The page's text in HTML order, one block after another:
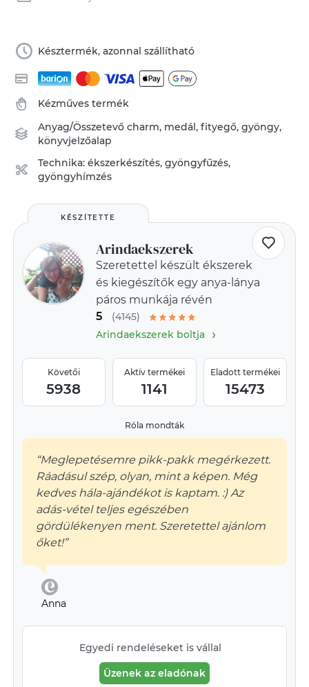
Késztermék, azonnal szállítható
Kézműves termék
Anyag/Összetevőcharm, medál,fityegő,gyöngy,
könyvjelzőalap
Technika:ékszerkészítés,gyöngyfűzés,
gyöngyhímzés
KÉSZÍTETTE
Arindaekszerek
Szeretettel készült ékszerek
és kiegészítők egy anya-lánya
páros munkája révén
5
(4145)
Arindaekszerek boltja›
Követői
5938
Aktív termékei
1141
Eladott termékei
15473
Róla mondták
“Meglepetésemre pikk-pakk megérkezett.
Ráadásul szép, olyan, mint a képen. Még
kedves hála-ajándékot is kaptam. :) Az
adás-vétel teljes egészében
gördülékenyen ment. Szeretettel ajánlom
őket!”
Anna
Egyedi rendeléseket is vállal
Üzenek az eladónak